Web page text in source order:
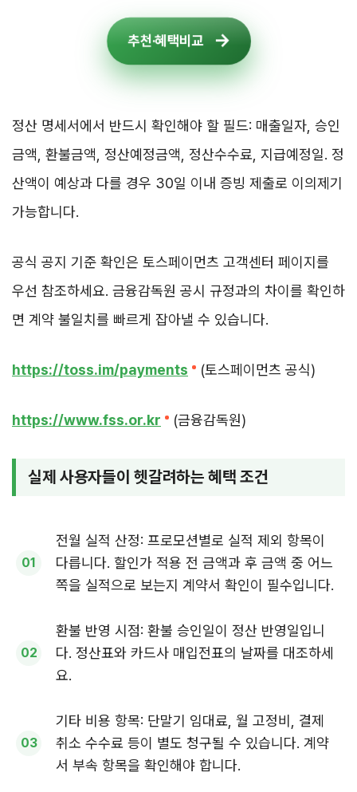
추천·혜택비교
정산 명세서에서 반드시 확인해야 할 필드: 매출일자, 승인
금액, 환불금액, 정산예정금액, 정산수수료, 지급예정일. 정
산액이 예상과 다를 경우 30일 이내 증빙 제출로 이의제기
가능합니다.
공식 공지 기준 확인은 토스페이먼츠 고객센터 페이지를
우선 참조하세요. 금융감독원 공시 규정과의 차이를 확인하
면 계약 불일치를 빠르게 잡아낼 수 있습니다.
https://toss.im/payments (토스페이먼츠 공식)
https://www.fss.or.kr (금융감독원)
실제 사용자들이 헷갈려하는 혜택 조건
전월 실적 산정: 프로모션별로 실적 제외 항목이
다릅니다. 할인가 적용 전 금액과 후 금액 중 어느
쪽을 실적으로 보는지 계약서 확인이 필수입니다.
환불 반영 시점: 환불 승인일이 정산 반영일입니
다. 정산표와 카드사 매입전표의 날짜를 대조하세
요.
기타 비용 항목: 단말기 임대료, 월 고정비, 결제
취소 수수료 등이 별도 청구될 수 있습니다. 계약
서 부속 항목을 확인해야 합니다.